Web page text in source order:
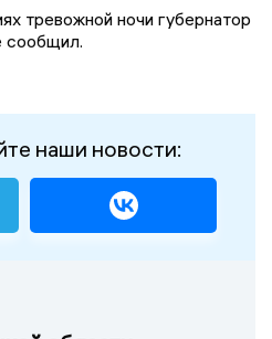
тревожной ночи губернатор
сообщил.
наши новости: